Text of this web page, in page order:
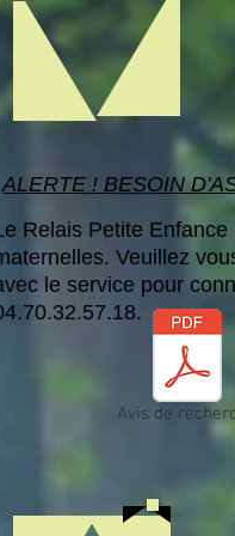
ALERTE ! BESOIN
Relais Petite
Veuillez
le service pour
Avis de